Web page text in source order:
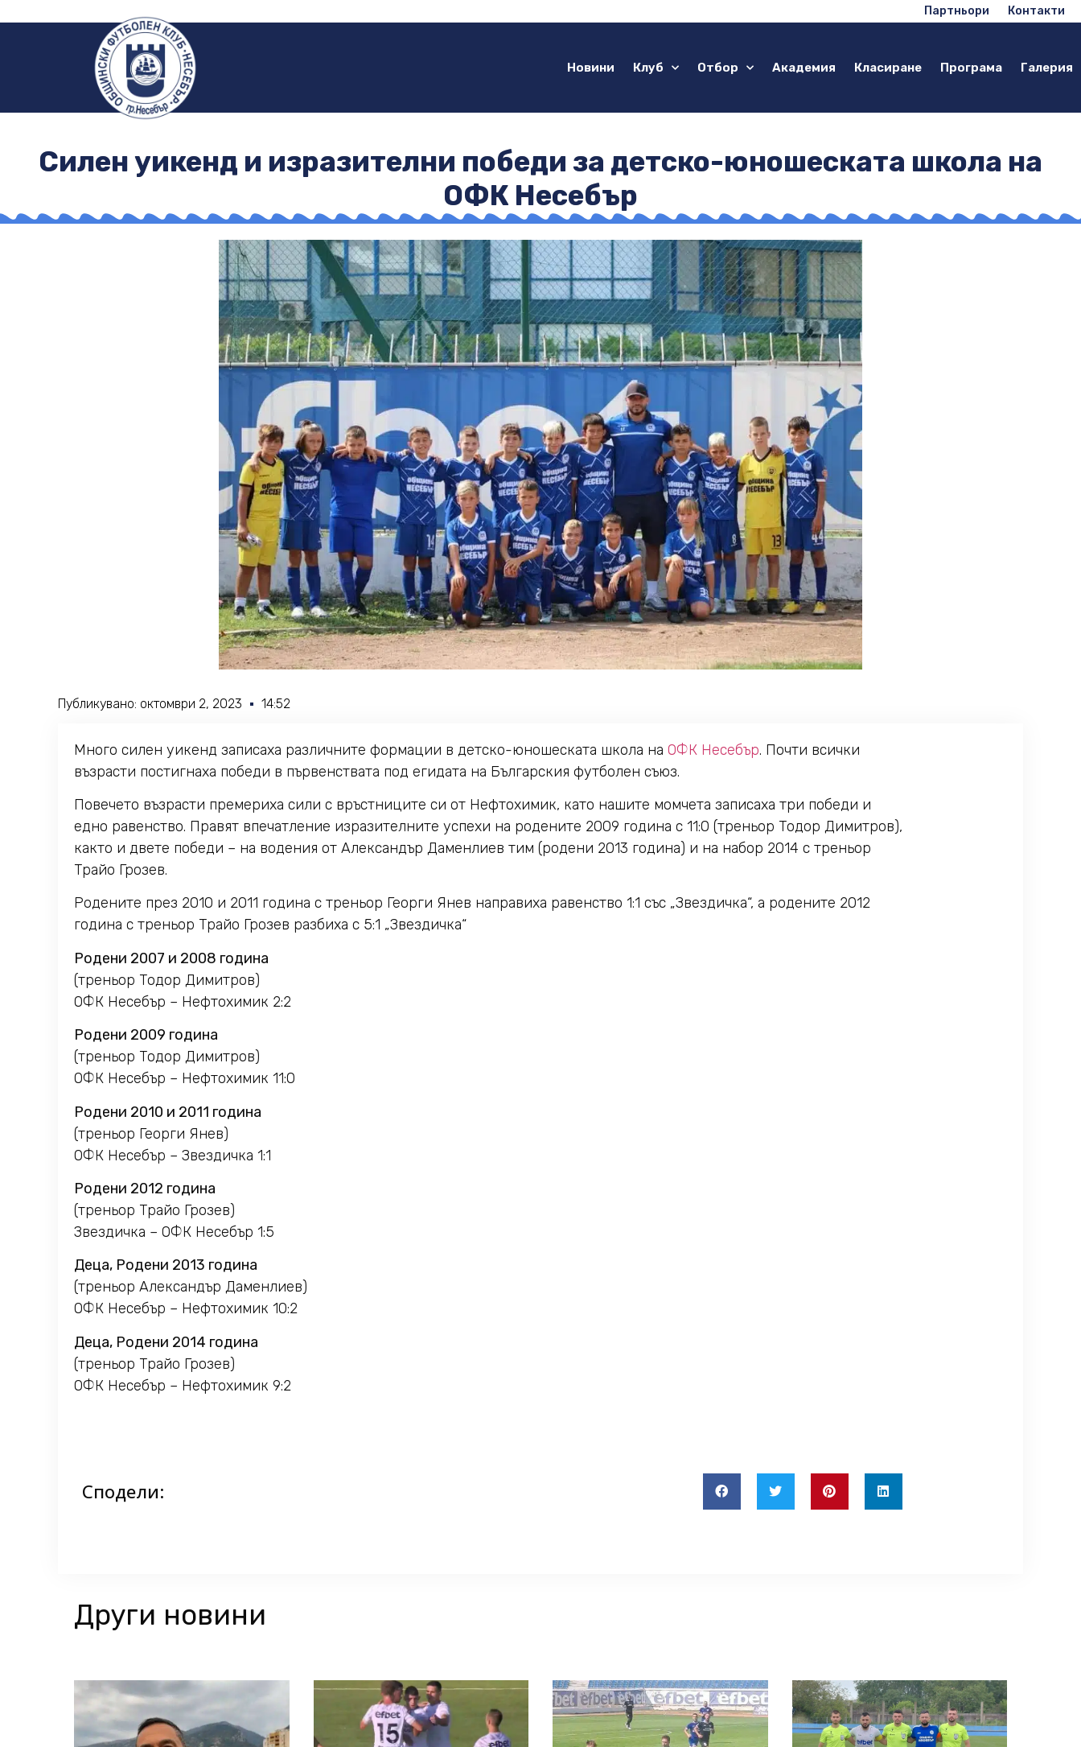
Партньори Контакти
Новини Клуб Отбор Академия Класиране Програма Галерия
Силен уикенд и изразителни победи за детско-юношеската школа на
ОФК Несебър
Публикувано: октомври 2, 2023 14:52
Много силен уикенд записаха различните формации в детско-юношеската школа на ОФК Несебър. Почти всички
възрасти постигнаха победи в първенствата под егидата на Българския футболен съюз.
Повечето възрасти премериха сили с връстниците си от Нефтохимик, като нашите момчета записаха три победи и
едно равенство. Правят впечатление изразителните успехи на родените 2009 година с 11:0 (треньор Тодор Димитров),
както и двете победи – на водения от Александър Даменлиев тим (родени 2013 година) и на набор 2014 с треньор
Трайо Грозев.
Родените през 2010 и 2011 година с треньор Георги Янев направиха равенство 1:1 със „Звездичка“, а родените 2012
година с треньор Трайо Грозев разбиха с 5:1 „Звездичка“
Родени 2007 и 2008 година
(треньор Тодор Димитров)
ОФК Несебър – Нефтохимик 2:2
Родени 2009 година
(треньор Тодор Димитров)
ОФК Несебър – Нефтохимик 11:0
Родени 2010 и 2011 година
(треньор Георги Янев)
ОФК Несебър – Звездичка 1:1
Родени 2012 година
(треньор Трайо Грозев)
Звездичка – ОФК Несебър 1:5
Деца, Родени 2013 година
(треньор Александър Даменлиев)
ОФК Несебър – Нефтохимик 10:2
Деца, Родени 2014 година
(треньор Трайо Грозев)
ОФК Несебър – Нефтохимик 9:2
Сподели:
Други новини